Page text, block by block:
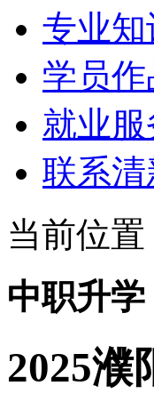
专业知
学员作
就业服
联系清
当前位置
中职升学
2025濮